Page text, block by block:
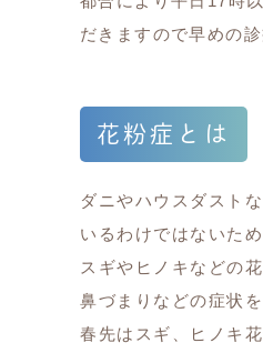
だきますので早めの
花粉症とは
ダニやハウスダスト
いるわけではないた
スギやヒノキなどの
鼻づまりなどの症状
春先はスギ、ヒノキ